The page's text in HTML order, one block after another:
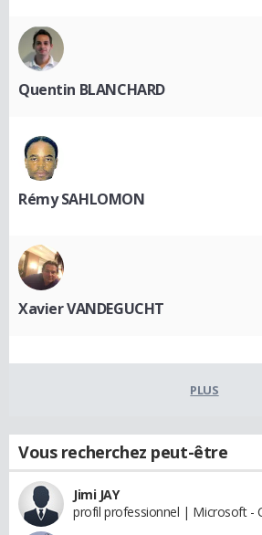
Quentin BLANCHARD
Rémy SAHLOMON
Xavier VANDEGUCHT
PLUS
Vous recherchez peut-être
Jimi JAY
profil professionnel | Microsoft -